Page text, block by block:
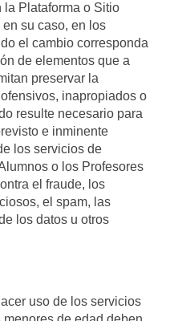
la Plataforma o Sitio
su caso, en los
el cambio corresponda
de elementos que a
preservar la
inapropiados o
resulte necesario para
e inminente
los servicios de
o los Profesores
el fraude, los
el spam, las
los datos u otros
uso de los servicios